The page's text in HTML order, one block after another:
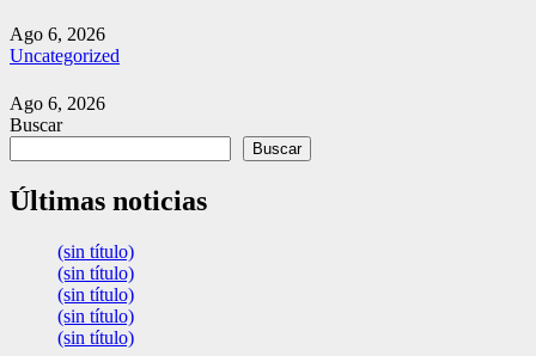
Ago 6, 2026
Uncategorized
Ago 6, 2026
Buscar
Buscar
Últimas noticias
(sin título)
(sin título)
(sin título)
(sin título)
(sin título)